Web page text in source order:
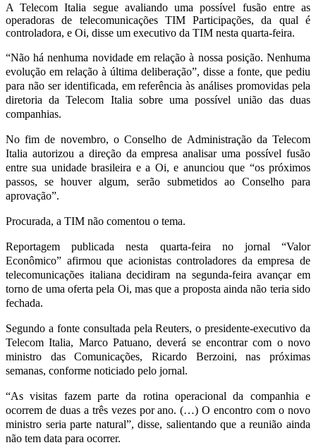
A Telecom Italia segue avaliando uma possível fusão entre as
operadoras de telecomunicações TIM Participações, da qual é
controladora, e Oi, disse um executivo da TIM nesta quarta-feira.
“Não há nenhuma novidade em relação à nossa posição. Nenhuma
evolução em relação à última deliberação”, disse a fonte, que pediu
para não ser identificada, em referência às análises promovidas pela
diretoria da Telecom Italia sobre uma possível união das duas
companhias.
No fim de novembro, o Conselho de Administração da Telecom
Italia autorizou a direção da empresa analisar uma possível fusão
entre sua unidade brasileira e a Oi, e anunciou que “os próximos
passos, se houver algum, serão submetidos ao Conselho para
aprovação”.
Procurada, a TIM não comentou o tema.
Reportagem publicada nesta quarta-feira no jornal “Valor
Econômico” afirmou que acionistas controladores da empresa de
telecomunicações italiana decidiram na segunda-feira avançar em
torno de uma oferta pela Oi, mas que a proposta ainda não teria sido
fechada.
Segundo a fonte consultada pela Reuters, o presidente-executivo da
Telecom Italia, Marco Patuano, deverá se encontrar com o novo
ministro das Comunicações, Ricardo Berzoini, nas próximas
semanas, conforme noticiado pelo jornal.
“As visitas fazem parte da rotina operacional da companhia e
ocorrem de duas a três vezes por ano. (…) O encontro com o novo
ministro seria parte natural”, disse, salientando que a reunião ainda
não tem data para ocorrer.